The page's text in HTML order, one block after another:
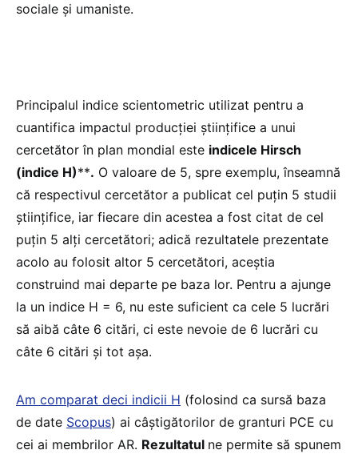
sociale și umaniste.
Principalul indice scientometric utilizat pentru a
cuantifica impactul producției științifice a unui
cercetător în plan mondial este indicele Hirsch
(indice H)**. O valoare de 5, spre exemplu, înseamnă
că respectivul cercetător a publicat cel puțin 5 studii
științifice, iar fiecare din acestea a fost citat de cel
puțin 5 alți cercetători; adică rezultatele prezentate
acolo au folosit altor 5 cercetători, aceștia
construind mai departe pe baza lor. Pentru a ajunge
la un indice H = 6, nu este suficient ca cele 5 lucrări
să aibă câte 6 citări, ci este nevoie de 6 lucrări cu
câte 6 citări și tot așa.
Am comparat deci indicii H (folosind ca sursă baza
de date Scopus) ai câștigătorilor de granturi PCE cu
cei ai membrilor AR. Rezultatul ne permite să spunem